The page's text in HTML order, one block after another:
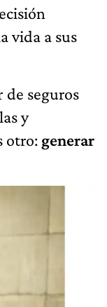
vida a sus
de seguros
y
otro: generar